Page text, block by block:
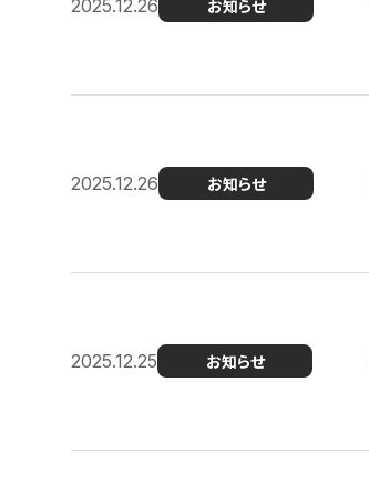
2025.12.26 お知らせ
2025.12.26 お知らせ
2025.12.25 お知らせ